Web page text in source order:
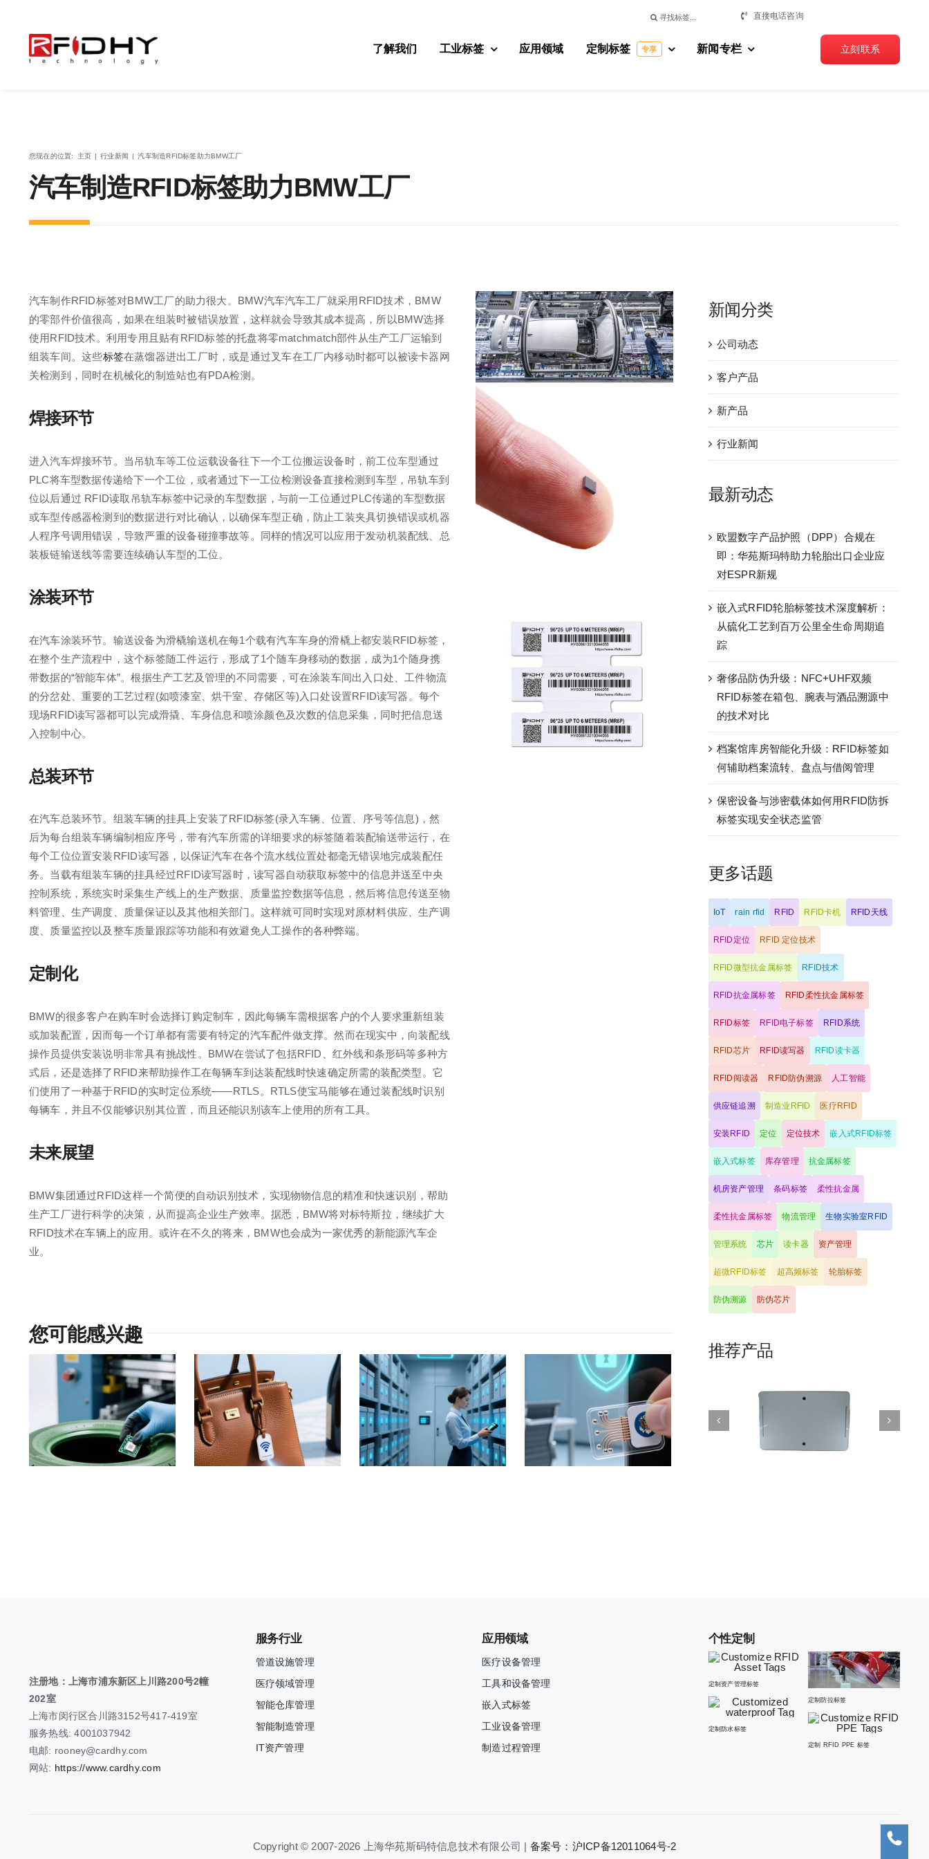
搜
直接电话咨询
了解我们 工业标签 应用领域 定制标签 专享 新闻专栏 立刻联系
您现在的位置: 主页 | 行业新闻 | 汽车制造RFID标签助力BMW工厂
汽车制造RFID标签助力BMW工厂
汽车制作RFID标签对BMW工厂的助力很大。BMW汽车汽车工厂就采用RFID技术，BMW
的零部件价值很高，如果在组装时被错误放置，这样就会导致其成本提高，所以BMW选择
使用RFID技术。利用专用且贴有RFID标签的托盘将零matchmatch部件从生产工厂运输到
组装车间。这些标签在蒸馏器进出工厂时，或是通过叉车在工厂内移动时都可以被读卡器网
关检测到，同时在机械化的制造站也有PDA检测。
焊接环节
进入汽车焊接环节。当吊轨车等工位运载设备往下一个工位搬运设备时，前工位车型通过
PLC将车型数据传递给下一个工位，或者通过下一工位检测设备直接检测到车型，吊轨车到
位以后通过 RFID读取吊轨车标签中记录的车型数据，与前一工位通过PLC传递的车型数据
或车型传感器检测到的数据进行对比确认，以确保车型正确，防止工装夹具切换错误或机器
人程序号调用错误，导致严重的设备碰撞事故等。同样的情况可以应用于发动机装配线、总
装板链输送线等需要连续确认车型的工位。
涂装环节
在汽车涂装环节。输送设备为滑橇输送机在每1个载有汽车车身的滑橇上都安装RFID标签，
在整个生产流程中，这个标签随工件运行，形成了1个随车身移动的数据，成为1个随身携
带数据的“智能车体”。根据生产工艺及管理的不同需要，可在涂装车间出入口处、工件物流
的分岔处、重要的工艺过程(如喷漆室、烘干室、存储区等)入口处设置RFID读写器。每个
现场RFID读写器都可以完成滑撬、车身信息和喷涂颜色及次数的信息采集，同时把信息送
入控制中心。
总装环节
在汽车总装环节。组装车辆的挂具上安装了RFID标签(录入车辆、位置、序号等信息)，然
后为每台组装车辆编制相应序号，带有汽车所需的详细要求的标签随着装配输送带运行，在
每个工位位置安装RFID读写器，以保证汽车在各个流水线位置处都毫无错误地完成装配任
务。当载有组装车辆的挂具经过RFID读写器时，读写器自动获取标签中的信息并送至中央
控制系统，系统实时采集生产线上的生产数据、质量监控数据等信息，然后将信息传送至物
料管理、生产调度、质量保证以及其他相关部门。这样就可同时实现对原材料供应、生产调
度、质量监控以及整车质量跟踪等功能和有效避免人工操作的各种弊端。
定制化
BMW的很多客户在购车时会选择订购定制车，因此每辆车需根据客户的个人要求重新组装
或加装配置，因而每一个订单都有需要有特定的汽车配件做支撑。然而在现实中，向装配线
操作员提供安装说明非常具有挑战性。BMW在尝试了包括RFID、红外线和条形码等多种方
式后，还是选择了RFID来帮助操作工在每辆车到达装配线时快速确定所需的装配类型。它
们使用了一种基于RFID的实时定位系统——RTLS。RTLS使宝马能够在通过装配线时识别
每辆车，并且不仅能够识别其位置，而且还能识别该车上使用的所有工具。
未来展望
BMW集团通过RFID这样一个简便的自动识别技术，实现物物信息的精准和快速识别，帮助
生产工厂进行科学的决策，从而提高企业生产效率。据悉，BMW将对标特斯拉，继续扩大
RFID技术在车辆上的应用。或许在不久的将来，BMW也会成为一家优秀的新能源汽车企
业。
您可能感兴趣
新闻分类
公司动态
客户产品
新产品
行业新闻
最新动态
欧盟数字产品护照（DPP）合规在
即：华苑斯玛特助力轮胎出口企业应
对ESPR新规
嵌入式RFID轮胎标签技术深度解析：
从硫化工艺到百万公里全生命周期追
踪
奢侈品防伪升级：NFC+UHF双频
RFID标签在箱包、腕表与酒品溯源中
的技术对比
档案馆库房智能化升级：RFID标签如
何辅助档案流转、盘点与借阅管理
保密设备与涉密载体如何用RFID防拆
标签实现安全状态监管
更多话题
IoT rain rfid RFID RFID卡机 RFID天线
RFID定位 RFID 定位技术
RFID微型抗金属标签 RFID技术
RFID抗金属标签 RFID柔性抗金属标签
RFID标签 RFID电子标签 RFID系统
RFID芯片 RFID读写器 RFID读卡器
RFID阅读器 RFID防伪溯源 人工智能
供应链追溯 制造业RFID 医疗RFID
安装RFID 定位 定位技术 嵌入式RFID标签
嵌入式标签 库存管理 抗金属标签
机房资产管理 条码标签 柔性抗金属
柔性抗金属标签 物流管理 生物实验室RFID
管理系统 芯片 读卡器 资产管理
超微RFID标签 超高频标签 轮胎标签
防伪溯源 防伪芯片
推荐产品
注册地：上海市浦东新区上川路200号2幢
202室
上海市闵行区合川路3152号417-419室
服务热线: 4001037942
电邮: rooney@cardhy.com
网站: https://www.cardhy.com
服务行业
管道设施管理
医疗领域管理
智能仓库管理
智能制造管理
IT资产管理
应用领域
医疗设备管理
工具和设备管理
嵌入式标签
工业设备管理
制造过程管理
个性定制
定制资产管理标签
定制防水标签
定制防拉标签
定制 RFID PPE 标签
Copyright © 2007-2026 上海华苑斯码特信息技术有限公司 | 备案号：沪ICP备12011064号-2